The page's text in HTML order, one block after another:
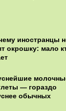
иностранцы
окрошку: мало
— гораздо
обычных